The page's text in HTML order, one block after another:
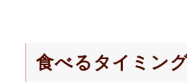
食べるタイミン